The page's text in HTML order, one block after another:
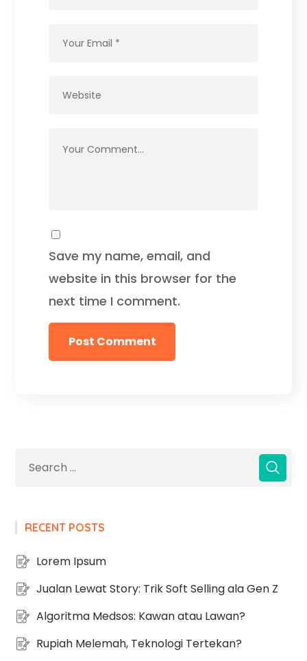
Save my name, email, and
website in this browser for the
next time I comment.
RECENT POSTS
Lorem Ipsum
Jualan Lewat Story: Trik Soft Selling ala Gen Z
Algoritma Medsos: Kawan atau Lawan?
Rupiah Melemah, Teknologi Tertekan?